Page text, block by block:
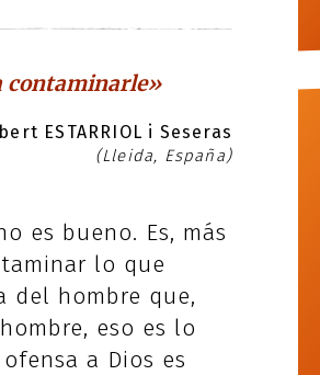
contaminarle»
ESTARRIOL i Seseras
(Lleida, España)
es bueno. Es, más
lo que
del hombre que,
eso es lo
a Dios es